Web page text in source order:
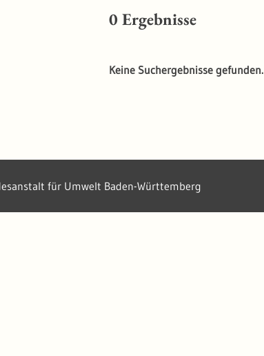
0Ergebnisse
Keine Suchergebnisse gefunden.
für Umwelt Baden-Württemberg